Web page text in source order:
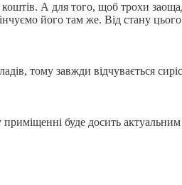
А для того, щоб трохи
його там же. Від стану
тому завжди відчувається
буде досить